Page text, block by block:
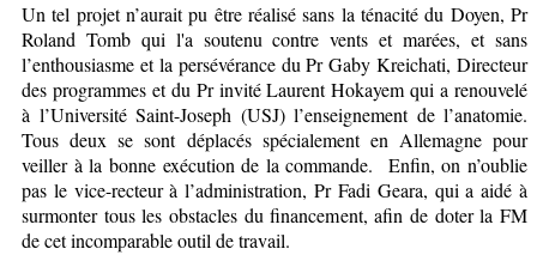
Un tel projet n’aurait pu être réalisé sans la ténacité du Doyen, Pr
Roland Tomb qui l'a soutenu contre vents et marées, et sans
l’enthousiasme et la persévérance du Pr Gaby Kreichati, Directeur
des programmes et du Pr invité Laurent Hokayem qui a renouvelé
à l’Université Saint-Joseph (USJ) l’enseignement de l’anatomie.
Tous deux se sont déplacés spécialement en Allemagne pour
veiller à la bonne exécution de la commande. Enfin, on n’oublie
pas le vice-recteur à l’administration, Pr Fadi Geara, qui a aidé à
surmonter tous les obstacles du financement, afin de doter la FM
de cet incomparable outil de travail.